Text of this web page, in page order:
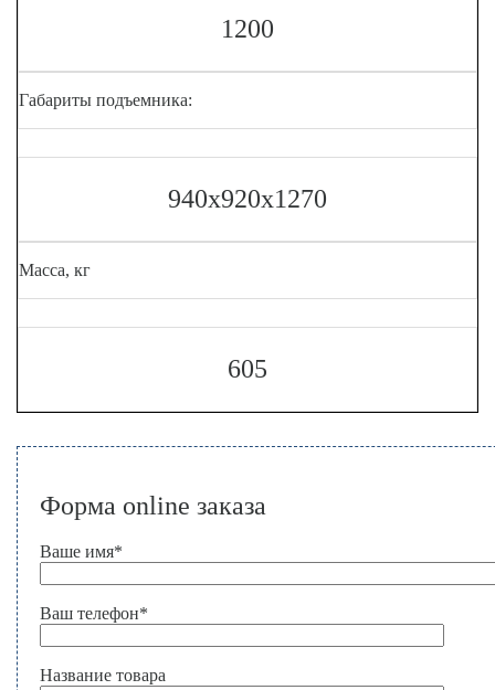
1200
Габариты подъемника:
940х920х1270
Масса, кг
605
Форма online заказа
Ваше имя*
Ваш телефон*
Название товара